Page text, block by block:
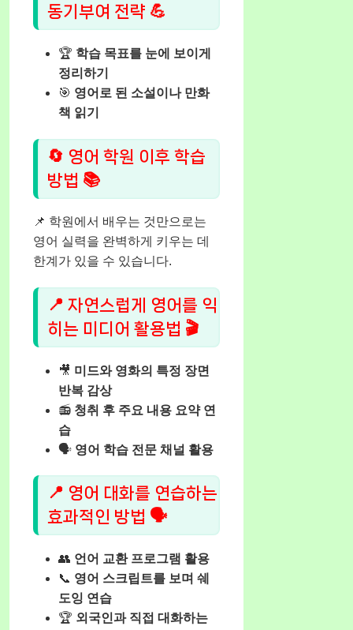
동기부여 전략 💪
🏆 학습 목표를 눈에 보이게
정리하기
🎯 영어로 된 소설이나 만화
책 읽기
🔄 영어 학원 이후 학습
방법 📚
📌 학원에서 배우는 것만으로는
영어 실력을 완벽하게 키우는 데
한계가 있을 수 있습니다.
📍 자연스럽게 영어를 익
히는 미디어 활용법 🎬
🎥 미드와 영화의 특정 장면
반복 감상
📻 청취 후 주요 내용 요약 연
습
🗣️ 영어 학습 전문 채널 활용
📍 영어 대화를 연습하는
효과적인 방법 🗣️
👥 언어 교환 프로그램 활용
📞 영어 스크립트를 보며 쉐
도잉 연습
🏆 외국인과 직접 대화하는